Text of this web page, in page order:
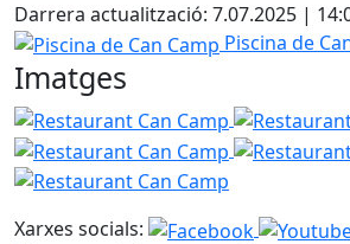
Darrera actualització: 7.07.2025 |
Piscina de Can Camp
Piscina de
Imatges
Restaurant Can Camp Restaurant
Restaurant
Xarxes socials: